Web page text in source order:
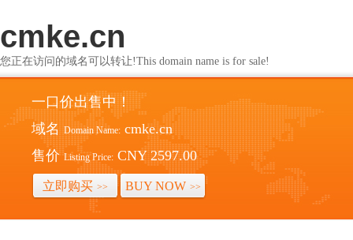
cmke.cn
您正在访问的域名可以转让!This domain name is for sale!
一口价出售中！
域名 Domain Name: cmke.cn
售价 Listing Price: CNY 2597.00
立即购买 >> BUY NOW >>